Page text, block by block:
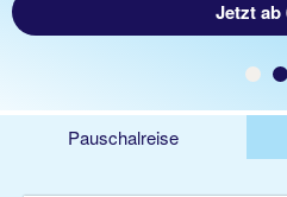
Jetzt ab
Jetzt ab
Pauschalreise